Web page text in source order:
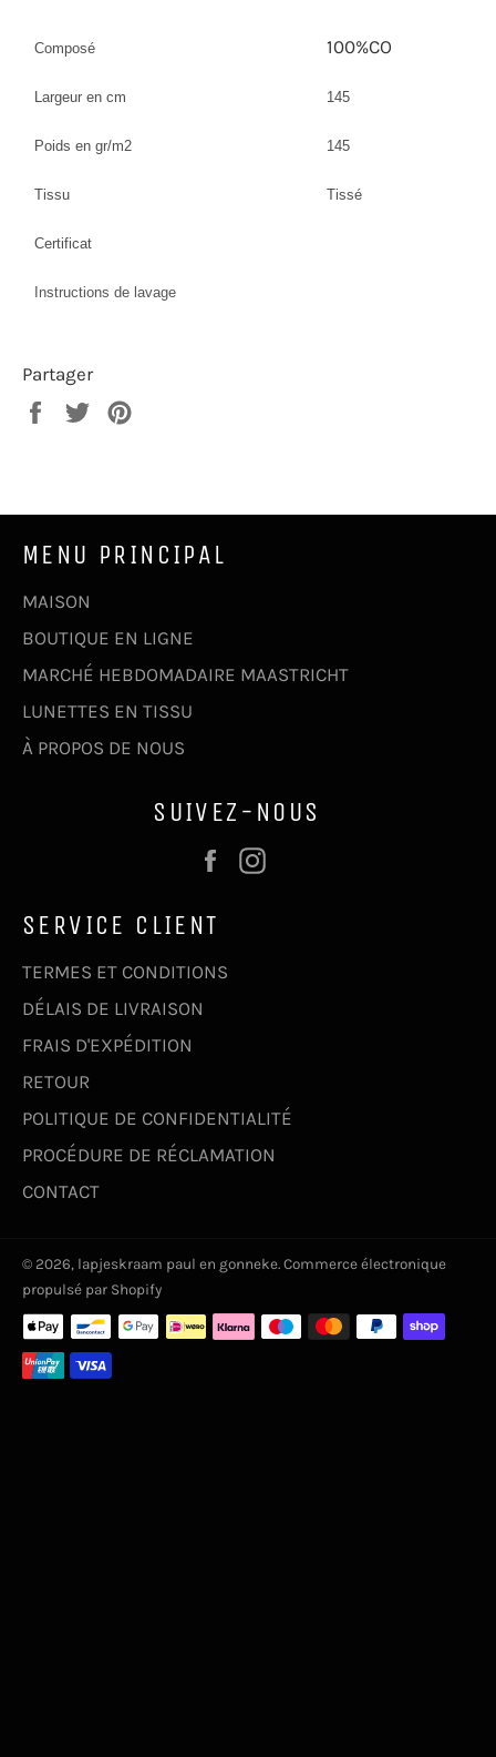
Composé 100%CO
Largeur en cm 145
Poids en gr/m2 145
Tissu Tissé
Certificat
Instructions de lavage
Partager
PartagerTweeter
MENU PRINCIPAL
MAISON
BOUTIQUE EN LIGNE
MARCHÉ HEBDOMADAIRE MAASTRICHT
LUNETTES EN TISSU
À PROPOS DE NOUS
SUIVEZ-NOUS
Facebook
SERVICE CLIENT
TERMES ET CONDITIONS
DÉLAIS DE LIVRAISON
FRAIS D'EXPÉDITION
RETOUR
POLITIQUE DE CONFIDENTIALITÉ
PROCÉDURE DE RÉCLAMATION
CONTACT
© 2026, lapjeskraam paul en gonneke. Commerce électronique
propulsé par Shopify
Moyens
de
paiement